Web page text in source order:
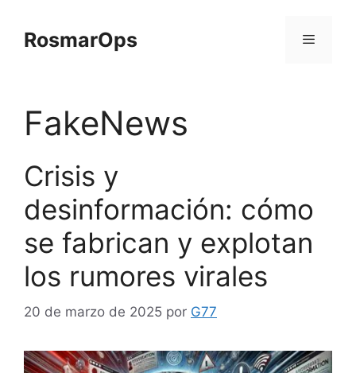
contenido
RosmarOps
FakeNews
Crisis y
desinformación: cómo
se fabrican y explotan
los rumores virales
20 de marzo de 2025 por G77